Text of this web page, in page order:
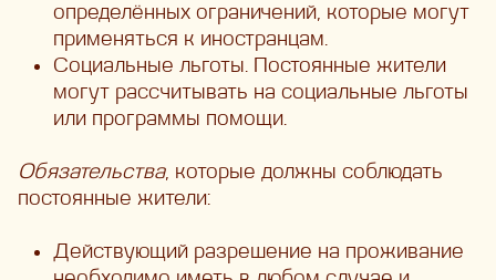
определённых ограничений, которые могут
применяться к иностранцам.
Социальные льготы. Постоянные жители
могут рассчитывать на социальные льготы
или программы помощи.
Обязательства, которые должны соблюдать
постоянные жители:
Действующий разрешение на проживание